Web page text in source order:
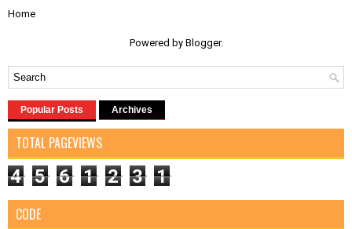
Home
Powered by Blogger.
Popular Posts Archives
TOTAL PAGEVIEWS
4 5 6 1 2 3 1
CODE